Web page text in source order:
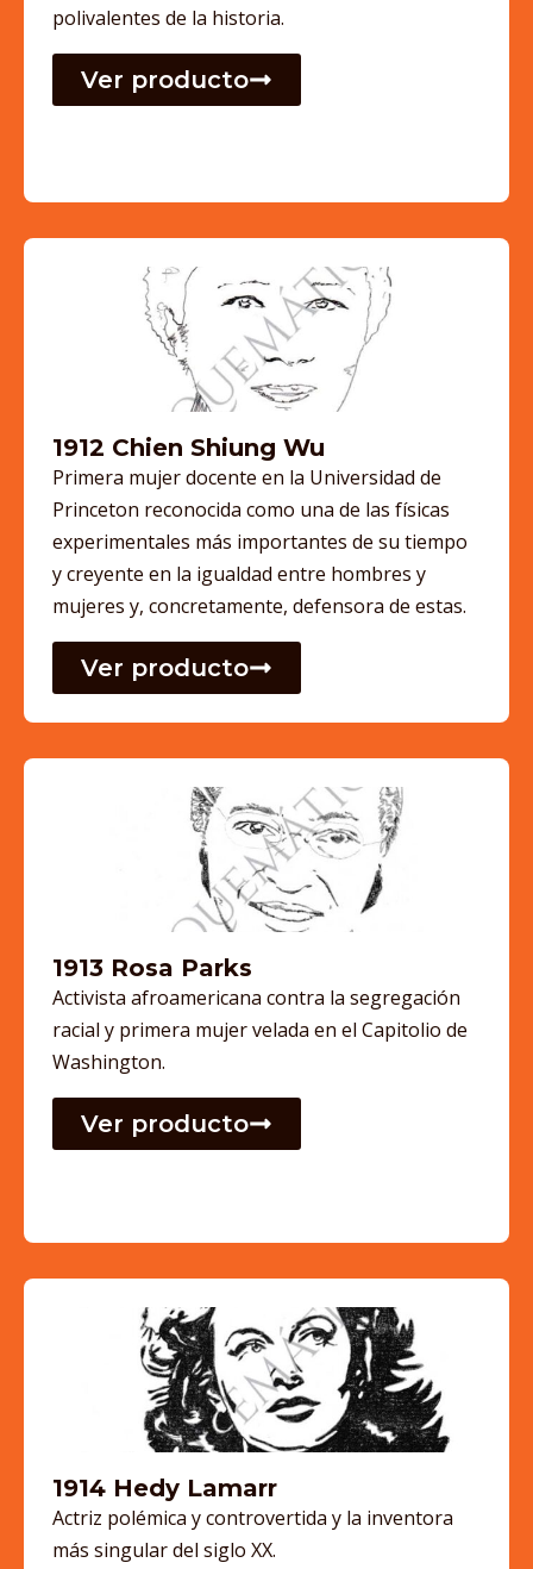
polivalentes de la historia.
Ver producto
1912 Chien Shiung Wu
Primera mujer docente en la Universidad de
Princeton reconocida como una de las físicas
experimentales más importantes de su tiempo
y creyente en la igualdad entre hombres y
mujeres y, concretamente, defensora de estas.
Ver producto
1913 Rosa Parks
Activista afroamericana contra la segregación
racial y primera mujer velada en el Capitolio de
Washington.
Ver producto
1914 Hedy Lamarr
Actriz polémica y controvertida y la inventora
más singular del siglo XX.